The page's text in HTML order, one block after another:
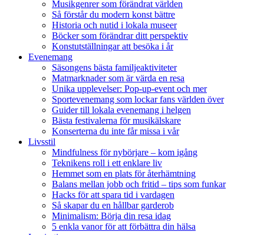
Musikgenrer som förändrat världen
Så förstår du modern konst bättre
Historia och nutid i lokala museer
Böcker som förändrar ditt perspektiv
Konstutställningar att besöka i år
Evenemang
Säsongens bästa familjeaktiviteter
Matmarknader som är värda en resa
Unika upplevelser: Pop-up-event och mer
Sportevenemang som lockar fans världen över
Guider till lokala evenemang i helgen
Bästa festivalerna för musikälskare
Konserterna du inte får missa i vår
Livsstil
Mindfulness för nybörjare – kom igång
Teknikens roll i ett enklare liv
Hemmet som en plats för återhämtning
Balans mellan jobb och fritid – tips som funkar
Hacks för att spara tid i vardagen
Så skapar du en hållbar garderob
Minimalism: Börja din resa idag
5 enkla vanor för att förbättra din hälsa